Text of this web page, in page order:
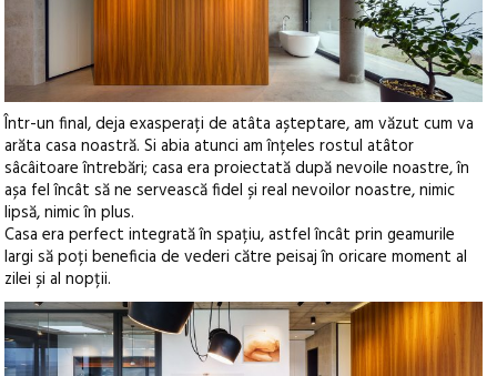
Într-un final, deja exasperați de atâta așteptare, am văzut cum va
arăta casa noastră. Si abia atunci am înțeles rostul atâtor
sâcâitoare întrebări; casa era proiectată după nevoile noastre, în
așa fel încât să ne servească fidel și real nevoilor noastre, nimic
lipsă, nimic în plus.
Casa era perfect integrată în spațiu, astfel încât prin geamurile
largi să poți beneficia de vederi către peisaj în oricare moment al
zilei și al nopții.